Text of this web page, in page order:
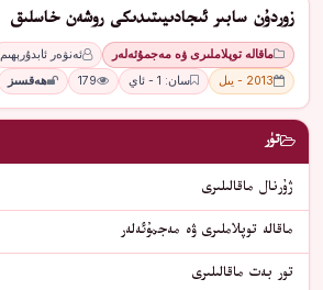
زوردۇن سابىر ئىجادىيىتىدىكى روشەن خاسلىق
ماقالە توپلاملىرى ۋە مەجمۇئەلەر ئەنۋەر ئابدۇرېھىم
2013 - يىل
سان: 1 - ئاي 179 ھەقسىز
تۈر
ژۇرنال ماقالىلىرى
ماقالە توپلاملىرى ۋە مەجمۇئەلەر
تور بەت ماقالىلىرى